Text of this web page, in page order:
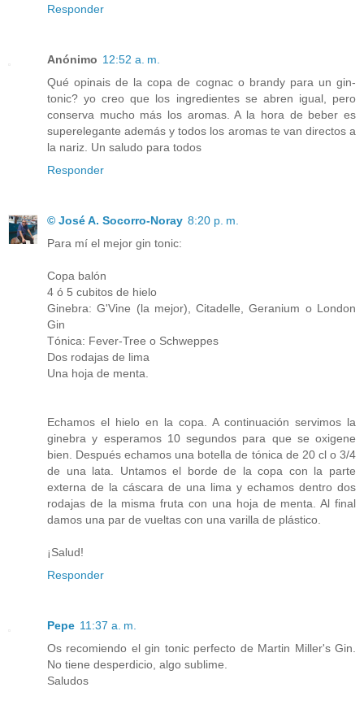
Responder
Anónimo 12:52 a. m.
Qué opinais de la copa de cognac o brandy para un gin-
tonic? yo creo que los ingredientes se abren igual, pero
conserva mucho más los aromas. A la hora de beber es
superelegante además y todos los aromas te van directos a
la nariz. Un saludo para todos
Responder
© José A. Socorro-Noray 8:20 p. m.
Para mí el mejor gin tonic:
Copa balón
4 ó 5 cubitos de hielo
Ginebra: G'Vine (la mejor), Citadelle, Geranium o London
Gin
Tónica: Fever-Tree o Schweppes
Dos rodajas de lima
Una hoja de menta.
Echamos el hielo en la copa. A continuación servimos la
ginebra y esperamos 10 segundos para que se oxigene
bien. Después echamos una botella de tónica de 20 cl o 3/4
de una lata. Untamos el borde de la copa con la parte
externa de la cáscara de una lima y echamos dentro dos
rodajas de la misma fruta con una hoja de menta. Al final
damos una par de vueltas con una varilla de plástico.
¡Salud!
Responder
Pepe 11:37 a. m.
Os recomiendo el gin tonic perfecto de Martin Miller's Gin.
No tiene desperdicio, algo sublime.
Saludos